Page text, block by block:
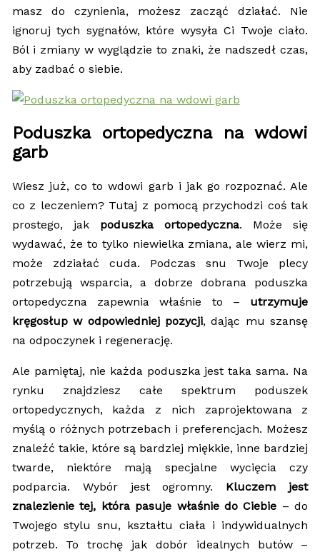
masz do czynienia, możesz zacząć działać. Nie
ignoruj tych sygnałów, które wysyła Ci Twoje ciało.
Ból i zmiany w wyglądzie to znaki, że nadszedł czas,
aby zadbać o siebie.
Poduszka ortopedyczna na wdowi
garb
Wiesz już, co to wdowi garb i jak go rozpoznać. Ale
co z leczeniem? Tutaj z pomocą przychodzi coś tak
prostego, jak poduszka ortopedyczna. Może się
wydawać, że to tylko niewielka zmiana, ale wierz mi,
może zdziałać cuda. Podczas snu Twoje plecy
potrzebują wsparcia, a dobrze dobrana poduszka
ortopedyczna zapewnia właśnie to – utrzymuje
kręgosłup w odpowiedniej pozycji, dając mu szansę
na odpoczynek i regenerację.
Ale pamiętaj, nie każda poduszka jest taka sama. Na
rynku znajdziesz całe spektrum poduszek
ortopedycznych, każda z nich zaprojektowana z
myślą o różnych potrzebach i preferencjach. Możesz
znaleźć takie, które są bardziej miękkie, inne bardziej
twarde, niektóre mają specjalne wycięcia czy
podparcia. Wybór jest ogromny. Kluczem jest
znalezienie tej, która pasuje właśnie do Ciebie – do
Twojego stylu snu, kształtu ciała i indywidualnych
potrzeb. To trochę jak dobór idealnych butów –